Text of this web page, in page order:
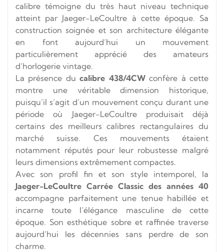
calibre témoigne du très haut niveau technique
atteint par Jaeger-LeCoultre à cette époque. Sa
construction soignée et son architecture élégante
en font aujourd’hui un mouvement
particulièrement apprécié des amateurs
d’horlogerie vintage.
La présence ducalibre 438/4CWconfère à cette
montre une véritable dimension historique,
puisqu’il s’agit d’un mouvement conçu durant une
période où Jaeger-LeCoultre produisait déjà
certains des meilleurs calibres rectangulaires du
marché suisse. Ces mouvements étaient
notamment réputés pour leur robustesse malgré
leurs dimensions extrêmement compactes.
Avec son profil fin et son style intemporel, la
Jaeger-LeCoultre Carrée Classic des années 40
accompagne parfaitement une tenue habillée et
incarne toute l’élégance masculine de cette
époque. Son esthétique sobre et raffinée traverse
aujourd’hui les décennies sans perdre de son
charme.